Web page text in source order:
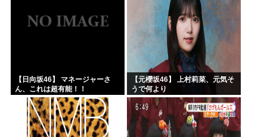
【日向坂46】 マネージャーさ
ん、これは超有能！！
【元櫻坂46】 上村莉菜、元気そ
うで何より